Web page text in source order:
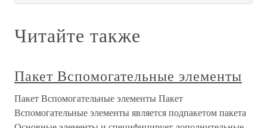
Читайте также
Пакет Вспомогательные элементы
Пакет Вспомогательные элементы Пакет
Вспомогательные элементы является подпакетом пакета